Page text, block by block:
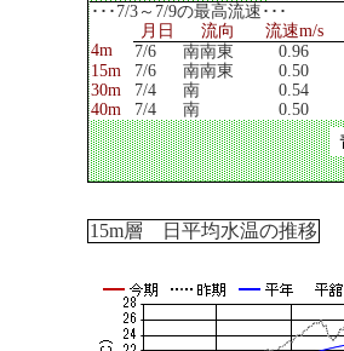
･･･7/3～7/9の最高流速･･･
月日
流向 流速m/s
4m
7/6 南南東 0.96
15m
7/6 南南東 0.50
30m
7/4 南 0.54
40m
7/4 南 0.50
15m層 日平均水温の推移